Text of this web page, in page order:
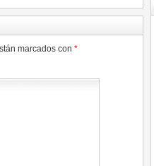
marcados con *